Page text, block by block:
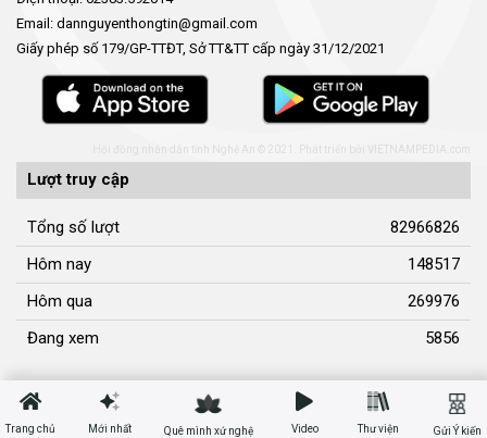
Email: dannguyenthongtin@gmail.com
Giấy phép số 179/GP-TTĐT, Sở TT&TT cấp ngày 31/12/2021
Hội đồng nhân dân tỉnh Nghệ An © 2021. Phát triển bởi
Lượt truy cập
Tổng số lượt
82966826
Hôm nay
148517
Hôm qua
269976
Đang xem
5856
Trang chủ Mới nhất Quê mình xứ nghệ Video Thư viện Gửi Ý kiến